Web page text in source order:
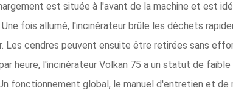
est située à l'avant de la machine et est
fois allumé, l'incinérateur brûle les déchets
Les cendres peuvent ensuite être retirées sans
heure, l'incinérateur Volkan 75 a un statut de
fonctionnement global, le manuel d'entretien et de